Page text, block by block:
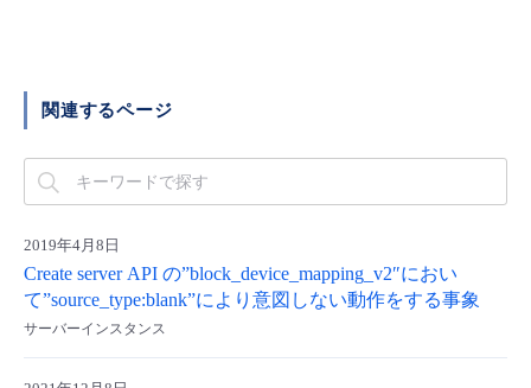
関連するページ
2019年4月8日
Create server API の”block_device_mapping_v2″におい
て”source_type:blank”により意図しない動作をする事象
サーバーインスタンス